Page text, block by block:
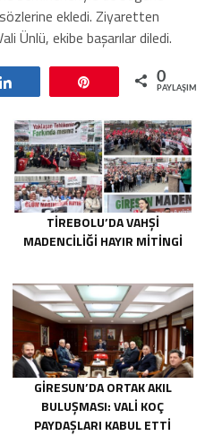
ekledi. Ziyaretten
Ünlü, ekibe başarılar diledi.
0
TIREBOLU’DA VAHŞI
MADENCILIĞI HAYIR MITINGI
GIRESUN’DA ORTAK AKIL
BULUŞMASI: VALI KOÇ
PAYDAŞLARI KABUL ETTI